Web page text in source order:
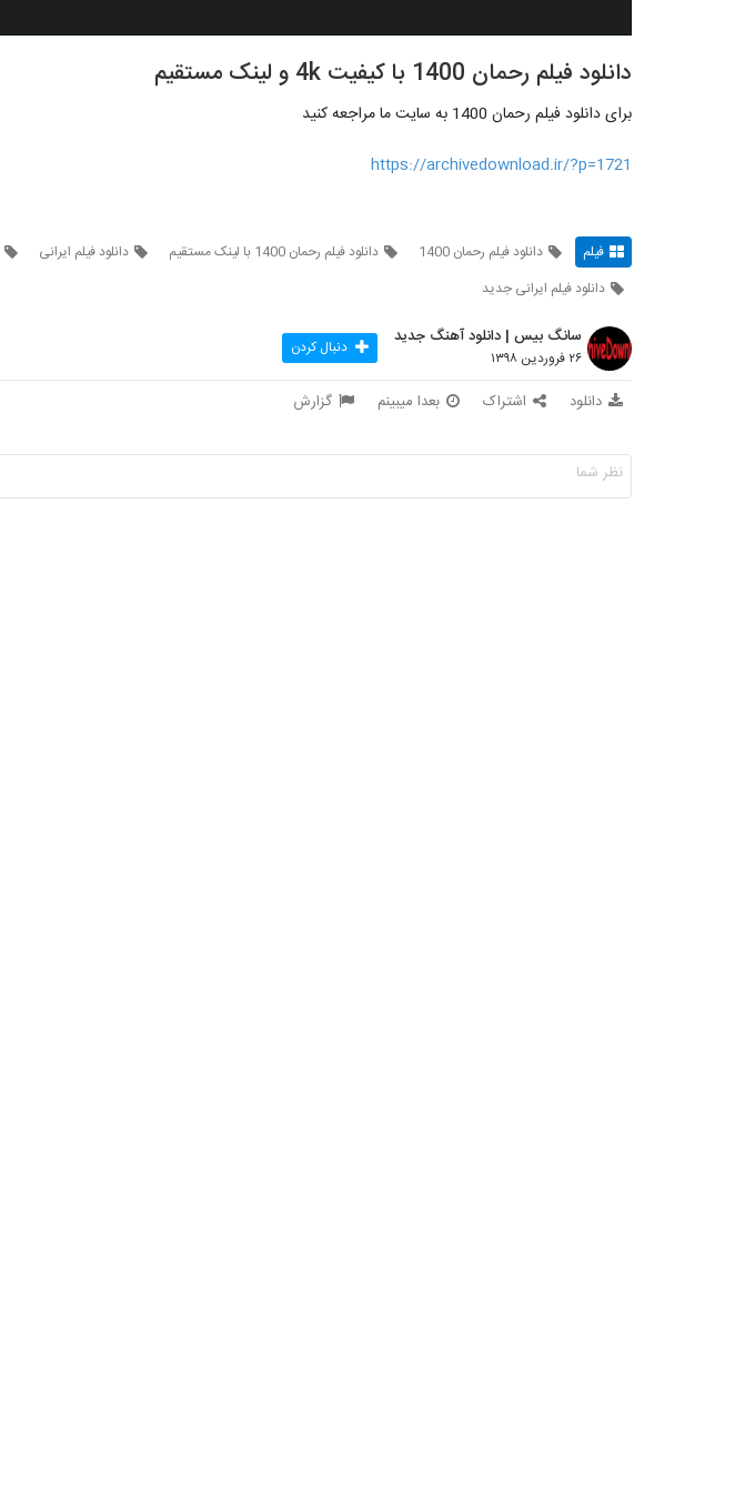
دانلود فیلم رحمان 1400 با کیفیت 4k و لینک مستقیم
برای دانلود فیلم رحمان 1400 به سایت ما مراجعه کنید
https://archivedownload.ir/?p=1721
فیلم دانلود فیلم رحمان 1400 دانلود فیلم رحمان 1400 با لینک مستقیم دانلود فیلم ایرانی
دانلود فیلم ایرانی جدید
سانگ بیس | دانلود آهنگ جدید
۲۶ فروردین ۱۳۹۸ دنبال کردن
دانلود اشتراک بعدا میبینم گزارش